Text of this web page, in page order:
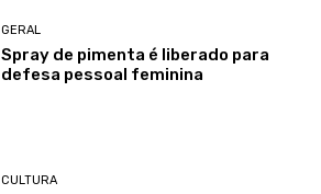
GERAL
Spray de pimenta é liberado para
defesa pessoal feminina
CULTURA